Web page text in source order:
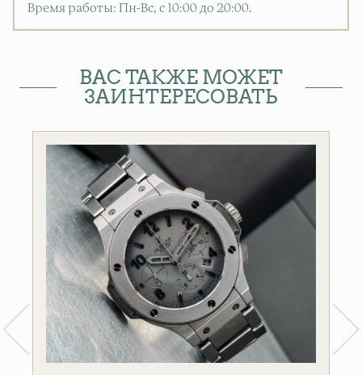
Время работы: Пн-Вс, с 10:00 до 20:00.
ВАС ТАКЖЕ МОЖЕТ
ЗАИНТЕРЕСОВАТЬ